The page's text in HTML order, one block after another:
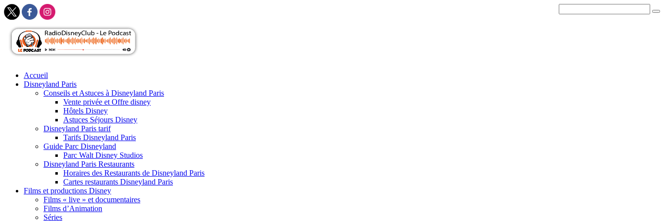
Skip
Accueil
Disneyland Paris
Conseils et Astuces à Disneyland Paris
Vente privée et Offre disney
Hôtels Disney
Astuces Séjours Disney
Disneyland Paris tarif
Tarifs Disneyland Paris
Guide Parc Disneyland
Parc Walt Disney Studios
Disneyland Paris Restaurants
Horaires des Restaurants de Disneyland Paris
Cartes restaurants Disneyland Paris
Films et productions Disney
Films « live » et documentaires
Films d’Animation
Séries